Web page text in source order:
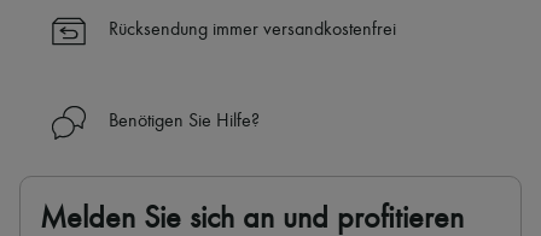
die Uhr (24h/24)
Mehr erfahren über 24S, ein Haus aus der LVMH-Gruppe
Rücksendung immer versandkostenfrei
Benötigen Sie Hilfe?
Melden Sie sich an und profitieren